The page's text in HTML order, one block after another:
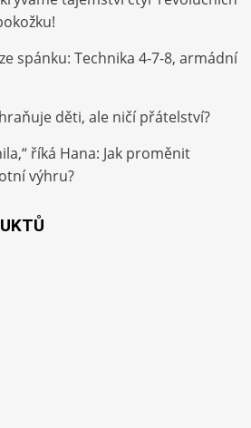
spánku: Technika 4-7-8, armádní
děti, ale ničí přátelství?
říká Hana: Jak proměnit
výhru?